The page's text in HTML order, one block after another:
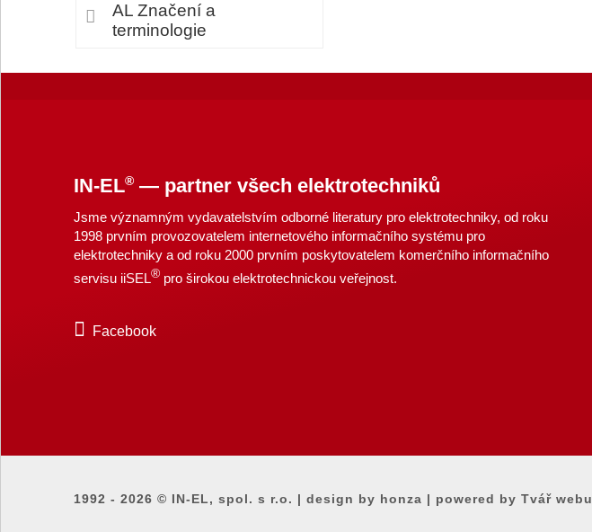
AL Značení a
terminologie
IN-EL®— partner všech elektrotechniků
Jsme významným vydavatelstvím odborné literatury pro elektrotechniky, od roku
1998 prvním provozovatelem internetového informačního systému pro
elektrotechniky a od roku 2000 prvním poskytovatelem komerčního informačního
servisu iiSEL®pro širokou elektrotechnickou veřejnost.
Facebook
1992 - 2026 © IN-EL, spol. s r.o. | design by honza | powered by Tvář webu